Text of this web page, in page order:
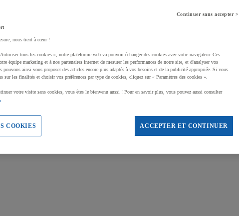
Continuer sans accepter >
nous tient à cœur !
tous les cookies », notre plateforme web va pouvoir échanger des cookies avec votre navigateur. Ces
équipe marketing et à nos partenaires internet de mesurer les performances de notre site, et d'analyser vos
pouvons ainsi vous proposer des articles encore plus adaptés à vos besoins et de la publicité appropriée. Si vous
sur les finalités et choisir vos préférences par type de cookies, cliquez sur « Paramètres des cookies ».
votre visite sans cookies, vous êtes le bienvenu aussi ! Pour en savoir plus, vous pouvez aussi consulter
ACCEPTER ET CONTINUER
COOKIES